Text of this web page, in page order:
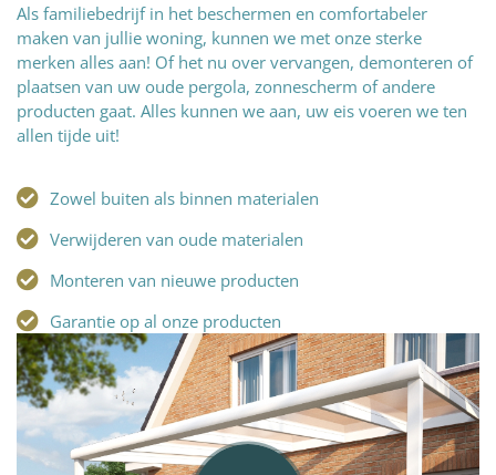
Als familiebedrijf in het beschermen en comfortabeler
maken van jullie woning, kunnen we met onze sterke
merken alles aan! Of het nu over vervangen, demonteren of
plaatsen van uw oude pergola, zonnescherm of andere
producten gaat. Alles kunnen we aan, uw eis voeren we ten
allen tijde uit!
Zowel buiten als binnen materialen
Verwijderen van oude materialen
Monteren van nieuwe producten
Garantie op al onze producten